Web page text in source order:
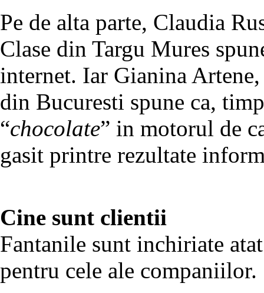
Pe de alta parte, Claudia
Clase din Targu Mures
internet. Iar Gianina
din Bucuresti spune ca,
“chocolate” in motorul de
gasit printre rezultate
Cine sunt clientii
Fantanile sunt inchiriate
pentru cele ale companiilor.